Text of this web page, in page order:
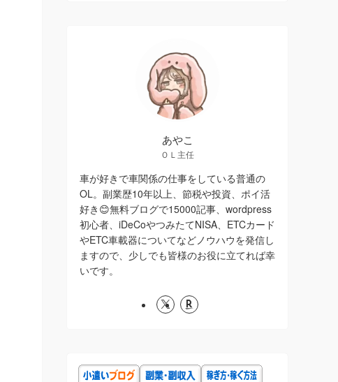
あやこ
ＯＬ主任
車が好きで車関係の仕事をしている普通の
OL。副業歴10年以上、節税や投資、ポイ活
好き😊無料ブログで15000記事、wordpress
初心者、iDeCoやつみたてNISA、ETCカード
やETC車載器についてなどノウハウを発信し
ますので、少しでも皆様のお役に立てれば幸
いです。